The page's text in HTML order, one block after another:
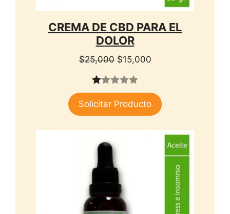
CREMA DE CBD PARA EL
DOLOR
$25,000 El
original
$25,000.
$15,000El
es:
$15,000.
1.
00
Solicitar Producto